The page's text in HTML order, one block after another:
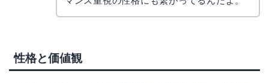
性格と価値観